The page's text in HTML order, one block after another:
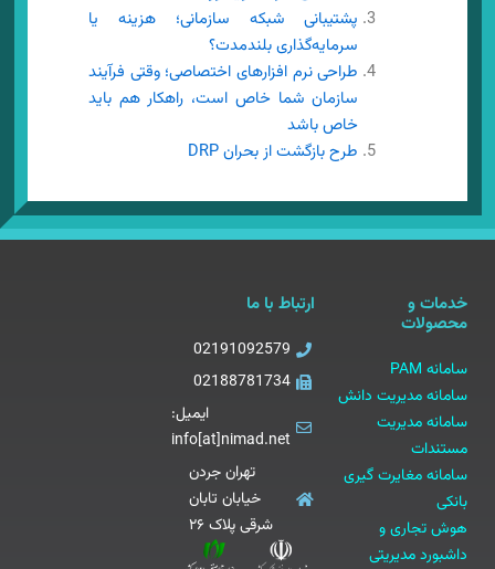
پشتیبانی شبکه سازمانی؛ هزینه یا
سرمایه‌گذاری بلندمدت؟
طراحی نرم افزارهای اختصاصی؛ وقتی فرآیند
سازمان شما خاص است، راهکار هم باید
خاص باشد
طرح بازگشت از بحران DRP
خدمات و
محصولات
سامانه PAM
سامانه مدیریت دانش
سامانه مدیریت
مستندات
سامانه مغایرت گیری
بانکی
هوش تجاری و
داشبورد مدیریتی
ارتباط با ما
02191092579
02188781734
ایمیل:
info[at]nimad.net
تهران جردن
خیابان تابان
شرقی پلاک ۲۶